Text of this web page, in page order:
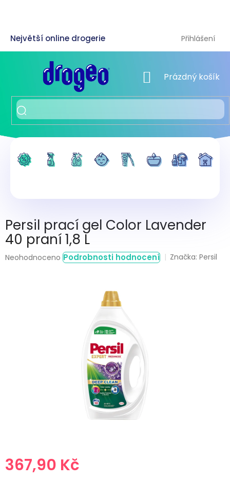
Přihlášení
NÁKUPNÍ KOŠÍK
Prázdný košík
Persil prací gel Color Lavender
40 praní 1,8 L
Průměrné
Neohodnoceno Podrobnosti hodnocení Značka:Persil
367,90 Kč